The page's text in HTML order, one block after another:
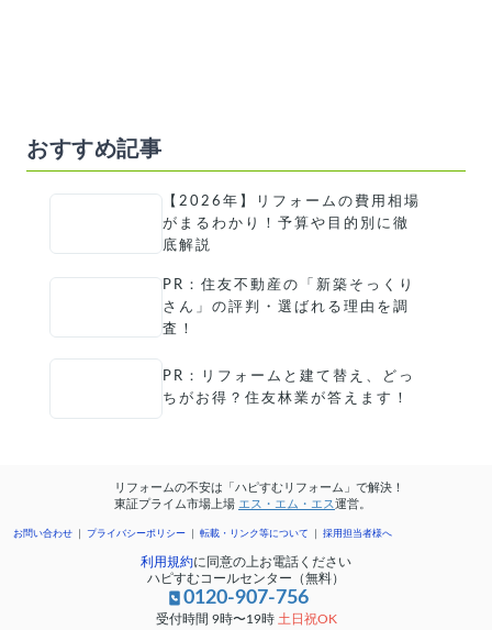
おすすめ記事
【2026年】リフォームの費用相場
がまるわかり！予算や目的別に徹
底解説
PR：住友不動産の「新築そっくり
さん」の評判・選ばれる理由を調
査！
PR：リフォームと建て替え、どっ
ちがお得？住友林業が答えます！
リフォームの不安は「ハピすむリフォーム」で解決！
東証プライム市場上場 エス・エム・エス運営。
お問い合わせ プライバシーポリシー 転載・リンク等について 採用担当者様へ
利用規約に同意の上お電話ください
ハピすむコールセンター（無料）
0120-907-756
受付時間 9時〜19時 土日祝OK